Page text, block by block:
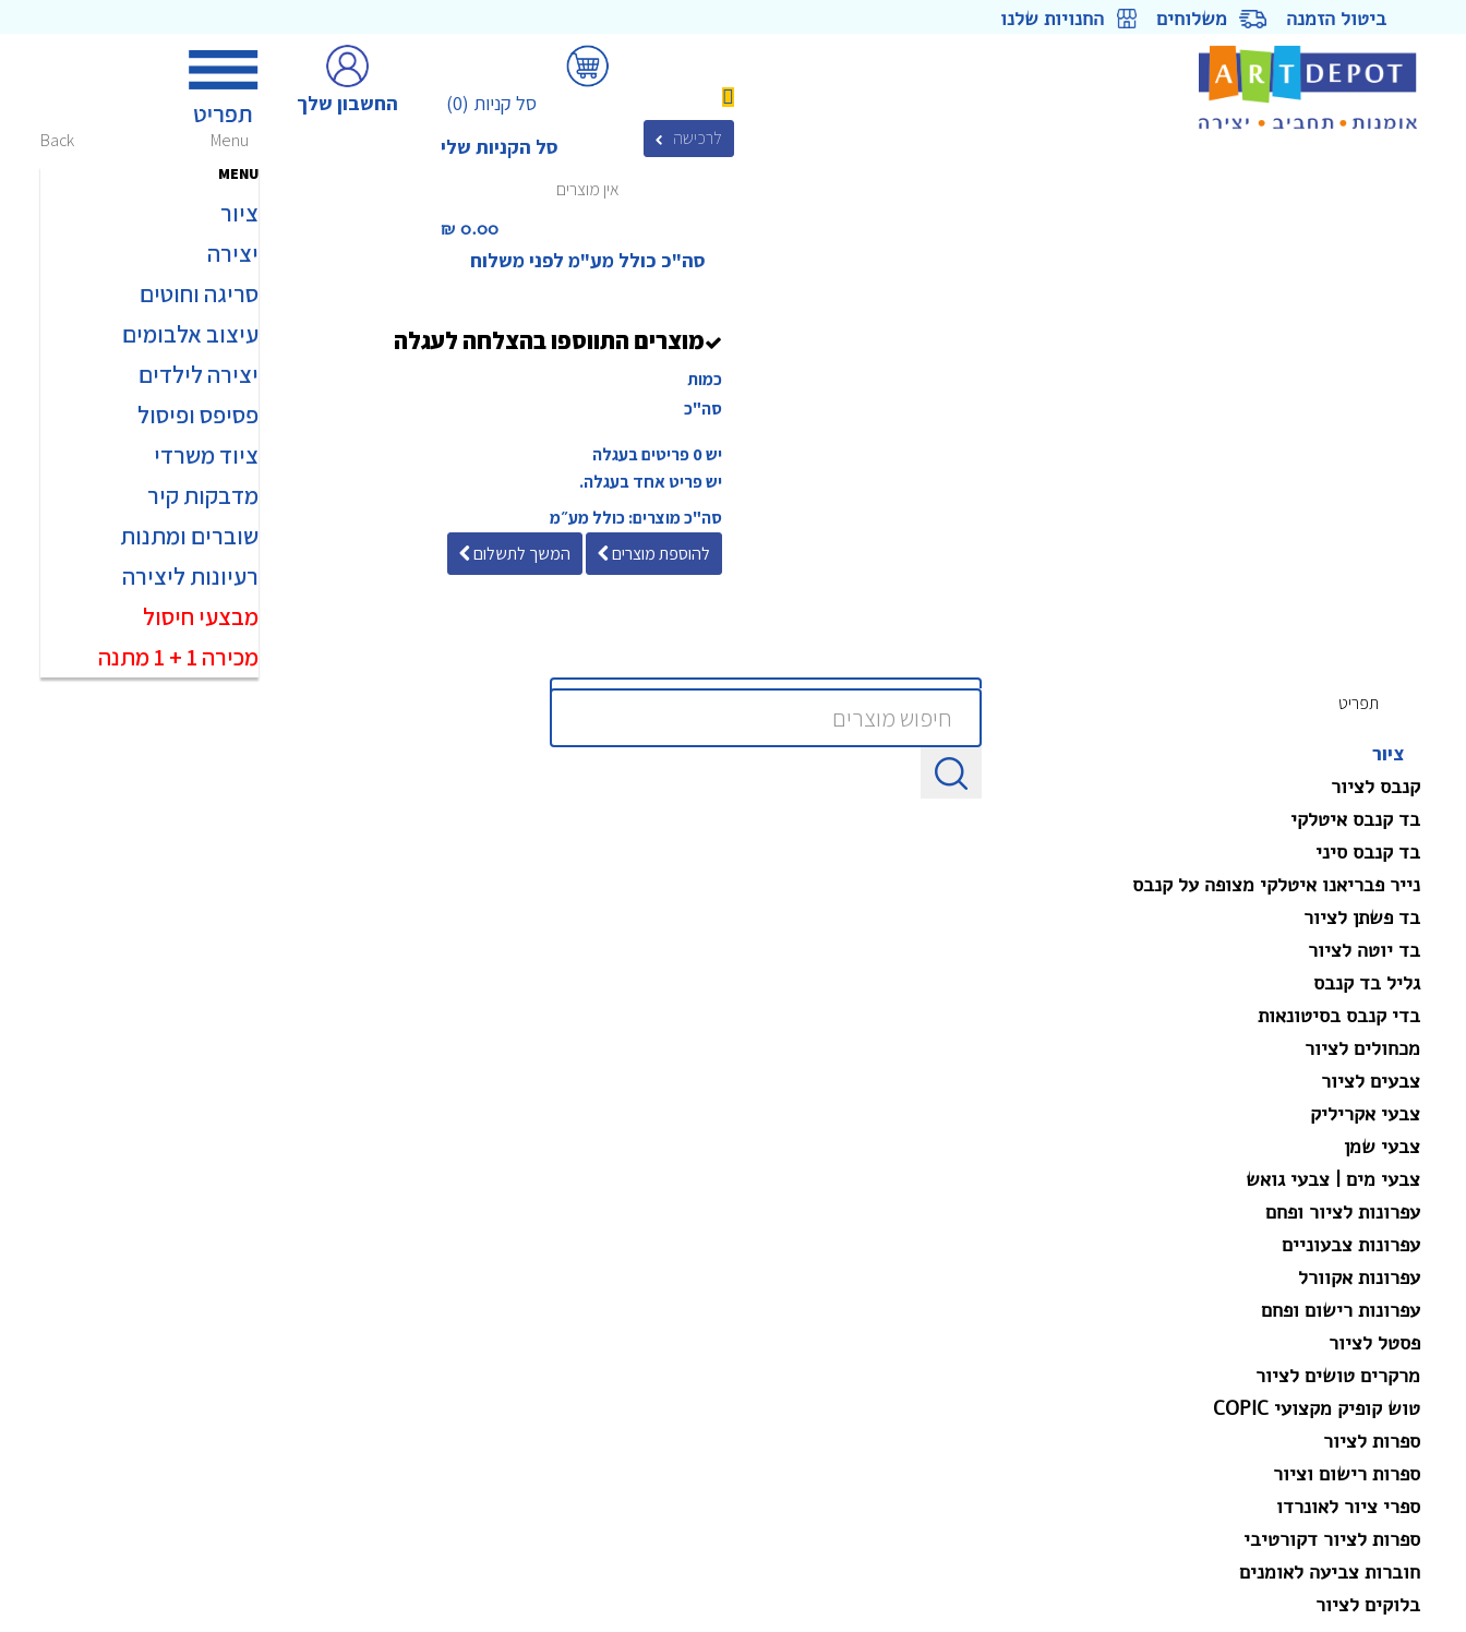
ביטול הזמנה משלוחים החנויות שלנו
Menu
Back
MENU
ציור
יצירה
סריגה וחוטים
עיצוב אלבומים
יצירה לילדים
פסיפס ופיסול
ציוד משרדי
מדבקות קיר
שוברים ומתנות
מבצעי חיסול
רעיונות ליצירה
מכירה 1 + 1 מתנה
החשבון שלך (0) סל קניות
סל הקניות שלי
לרכישה
אין מוצרים
0.00 ₪‎
סה"כ כולל מע"מ לפני משלוח
מוצרים התווספו בהצלחה לעגלה
כמות
סה"כ
יש0פריטים בעגלה
יש פריט אחד בעגלה.
סה"כ מוצרים: כולל מע״מ
להוספת מוצרים
המשך לתשלום
תפריט
ציור
קנבס לציור
בד קנבס איטלקי
בד קנבס סיני
נייר פבריאנו איטלקי מצופה על קנבס
בד פשתן לציור
בד יוטה לציור
גליל בד קנבס
בדי קנבס בסיטונאות
מכחולים לציור
צבעים לציור
צבעי אקריליק
צבעי שמן
צבעי מים | צבעי גואש
עפרונות לציור ופחם
עפרונות צבעוניים
עפרונות אקוורל
עפרונות רישום ופחם
פסטל לציור
מרקרים טושים לציור
טוש קופיק מקצועי COPIC
ספרות לציור
ספרות רישום וציור
ספרי ציור לאונרדו
ספרות לציור דקורטיבי
חוברות צביעה לאומנים
בלוקים לציור